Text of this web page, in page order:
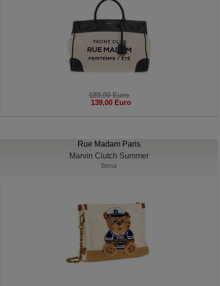
189,00 Euro
139,00 Euro
Rue Madam Paris
Marvin Clutch Summer
Borsa